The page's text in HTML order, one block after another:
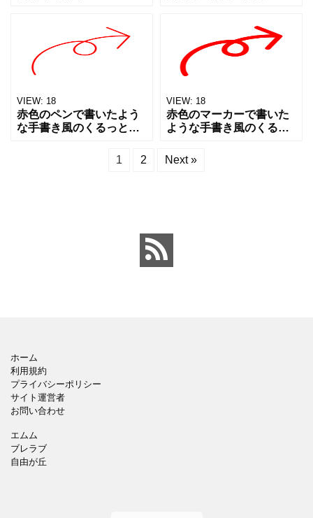
す。シンプルなドット
で、Webサイト、SNS投
稿、プレゼン資料、チラ
素材です。Webサイト、
SNS投稿、プレゼン資
料、チラシやPOP、掲示
VIEW: 18
赤色のペンで書いたよう
な手書き風のくるっとし
カーブ矢印・循環・リピ
VIEW: 18
赤色のマーカーで書いた
ような手書き風のくるっ
arrow・カーブ矢印・循
1 2 Next »
ホーム
利用規約
プライバシーポリシー
サイト運営者
お問い合わせ
エムム
ブレラブ
自由が丘